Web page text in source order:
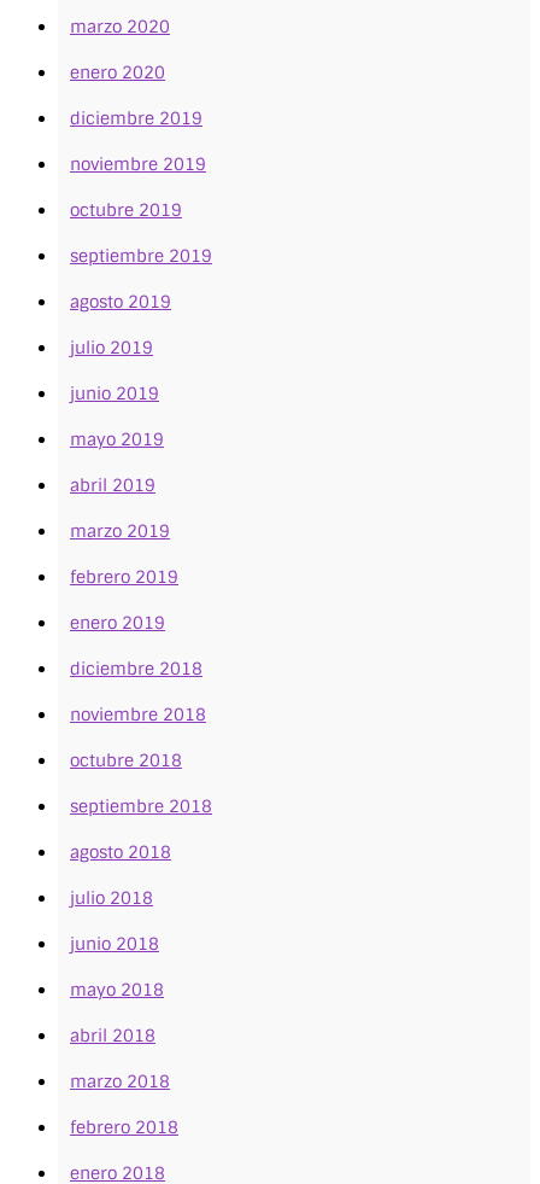
marzo 2020
enero 2020
diciembre 2019
noviembre 2019
octubre 2019
septiembre 2019
agosto 2019
julio 2019
junio 2019
mayo 2019
abril 2019
marzo 2019
febrero 2019
enero 2019
diciembre 2018
noviembre 2018
octubre 2018
septiembre 2018
agosto 2018
julio 2018
junio 2018
mayo 2018
abril 2018
marzo 2018
febrero 2018
enero 2018